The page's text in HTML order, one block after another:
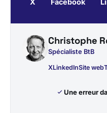
X Facebook
Christophe
Spécialiste BtB
XLinkedInSite web
Une erreur